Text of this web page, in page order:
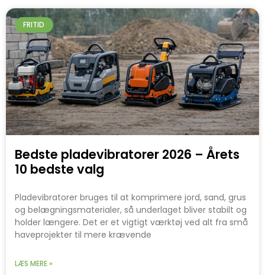
FRITID
Bedste pladevibratorer 2026 – Årets
10 bedste valg
Pladevibratorer bruges til at komprimere jord, sand, grus
og belægningsmaterialer, så underlaget bliver stabilt og
holder længere. Det er et vigtigt værktøj ved alt fra små
haveprojekter til mere krævende
LÆS MERE »